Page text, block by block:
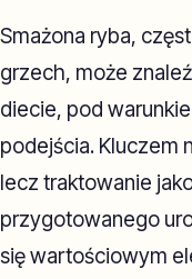
Smażona ryba,
grzech, może
diecie, pod
podejścia. Kluczem
lecz traktowanie
przygotowanego
się wartościowym